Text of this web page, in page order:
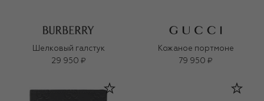
Шелковый галстук
29 950 ₽
Кожаное портмоне
79 950 ₽